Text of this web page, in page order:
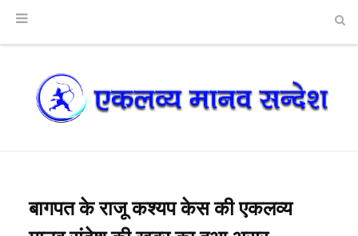
बागपत के राजू कश्यप केस की एकलव्य